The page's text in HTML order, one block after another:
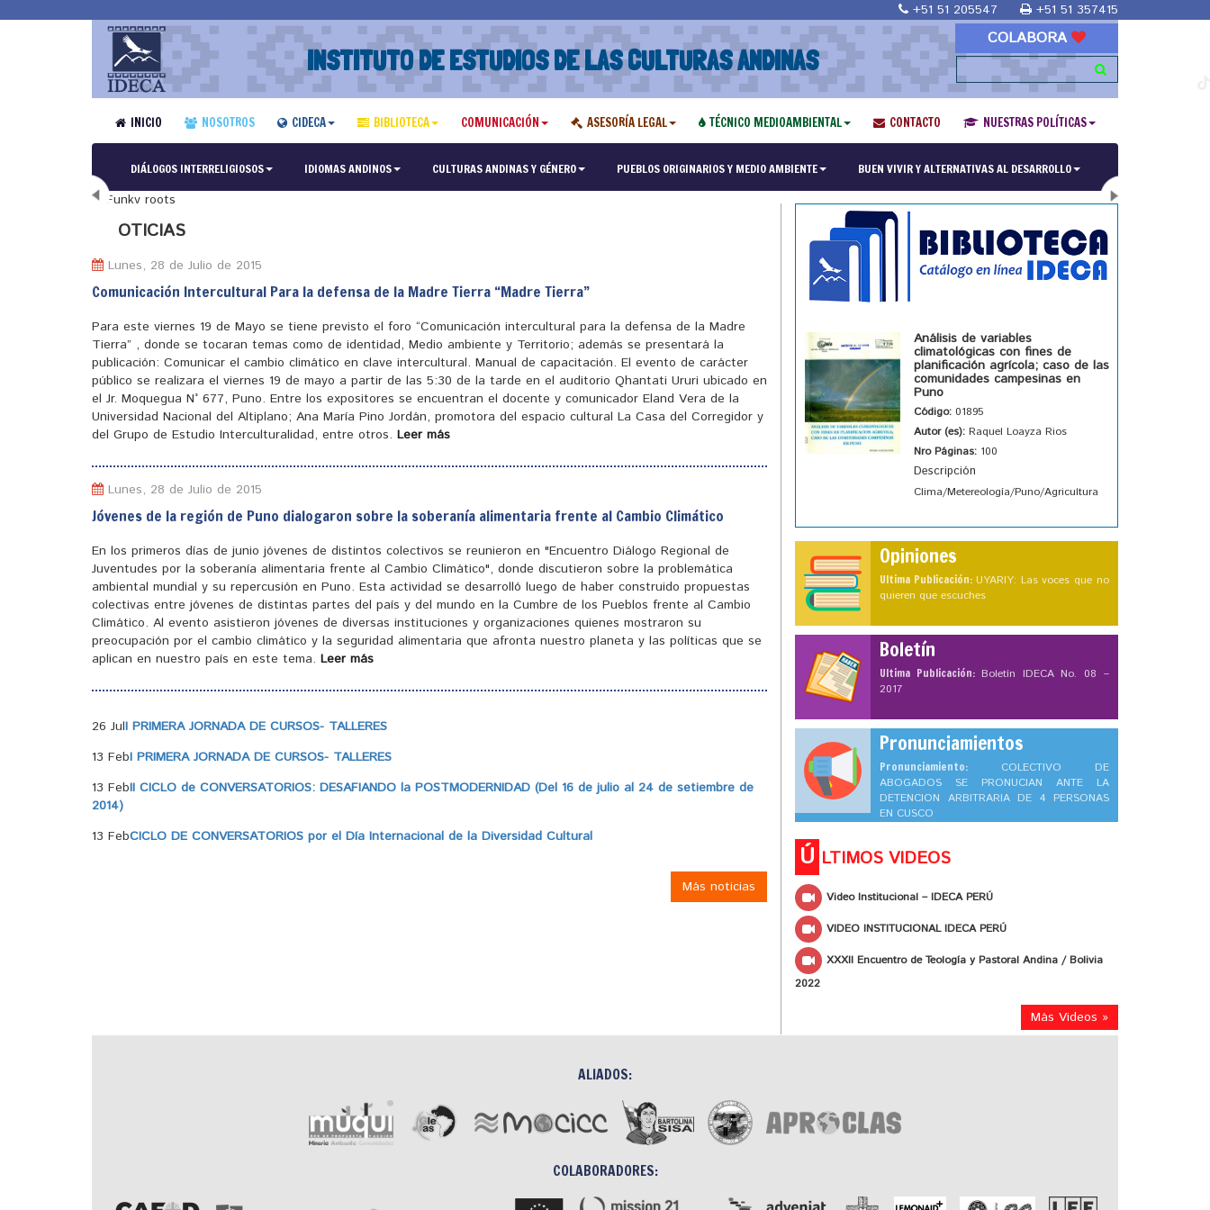
+51 51 205547 +51 51 357415
INSTITUTO DE ESTUDIOS DE LAS CULTURAS ANDINAS
COLABORA
INICIO NOSOTROS CIDECA BIBLIOTECA COMUNICACIÓN ASESORÍA LEGAL TÉCNICO MEDIOAMBIENTAL CONTACTO NUESTRAS POLÍTICAS
DIÁLOGOS INTERRELIGIOSOS IDIOMAS ANDINOS CULTURAS ANDINAS Y GÉNERO PUEBLOS ORIGINARIOS Y MEDIO AMBIENTE BUEN VIVIR Y ALTERNATIVAS AL DESARROLLO
"Maestría en Religiones y culturas Andinas"
OTICIAS
Lunes, 28 de Julio de 2015
Comunicación Intercultural Para la defensa de la Madre Tierra “Madre Tierra”
Para este viernes 19 de Mayo se tiene previsto el foro “Comunicación intercultural para la defensa de la Madre
Tierra” , donde se tocaran temas como de identidad, Medio ambiente y Territorio; además se presentará la
publicación: Comunicar el cambio climático en clave intercultural. Manual de capacitación. El evento de carácter
público se realizara el viernes 19 de mayo a partir de las 5:30 de la tarde en el auditorio Qhantati Ururi ubicado en
el Jr. Moquegua N° 677, Puno. Entre los expositores se encuentran el docente y comunicador Eland Vera de la
Universidad Nacional del Altiplano; Ana María Pino Jordán, promotora del espacio cultural La Casa del Corregidor y
del Grupo de Estudio Interculturalidad, entre otros. Leer más
Lunes, 28 de Julio de 2015
Jóvenes de la región de Puno dialogaron sobre la soberanía alimentaria frente al Cambio Climático
En los primeros días de junio jóvenes de distintos colectivos se reunieron en "Encuentro Diálogo Regional de
Juventudes por la soberanía alimentaria frente al Cambio Climático", donde discutieron sobre la problemática
ambiental mundial y su repercusión en Puno. Esta actividad se desarrolló luego de haber construido propuestas
colectivas entre jóvenes de distintas partes del país y del mundo en la Cumbre de los Pueblos frente al Cambio
Climático. Al evento asistieron jóvenes de diversas instituciones y organizaciones quienes mostraron su
preocupación por el cambio climático y la seguridad alimentaria que afronta nuestro planeta y las políticas que se
aplican en nuestro país en este tema. Leer más
26 JulI PRIMERA JORNADA DE CURSOS- TALLERES
13 FebI PRIMERA JORNADA DE CURSOS- TALLERES
13 FebII CICLO de CONVERSATORIOS: DESAFIANDO la POSTMODERNIDAD (Del 16 de julio al 24 de setiembre de
2014)
13 FebCICLO DE CONVERSATORIOS por el Día Internacional de la Diversidad Cultural
Más noticias
Análisis de variables
climatológicas con fines de
planificación agrícola; caso de las
comunidades campesinas en
Puno
Código: 01895
Autor (es): Raquel Loayza Rios
Nro Páginas: 100
Descripción
Clima/Metereología/Puno/Agricultura
Opiniones
Ultima Publicación: UYARIY: Las voces que no
quieren que escuches
Boletín
Ultima Publicación: Boletín IDECA No. 08 –
2017
Pronunciamientos
Pronunciamiento: COLECTIVO DE
ABOGADOS SE PRONUCIAN ANTE LA
DETENCION ARBITRARIA DE 4 PERSONAS
EN CUSCO
Ú LTIMOS VIDEOS
Video Institucional – IDECA PERÚ
VIDEO INSTITUCIONAL IDECA PERÚ
XXXII Encuentro de Teología y Pastoral Andina / Bolivia
2022
Más Videos »
ALIADOS:
COLABORADORES: